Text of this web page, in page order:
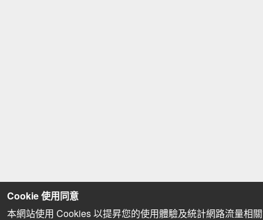
Cookie 使用同意
本網站使用 Cookies 以提昇您的使用體驗及統計網路流量相